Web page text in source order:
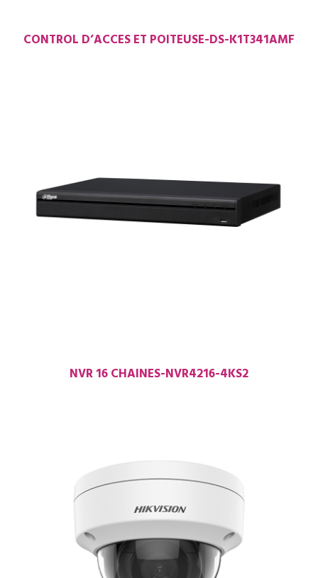
CONTROL D’ACCES ET POITEUSE-DS-K1T341AMF
NVR 16 CHAINES-NVR4216-4KS2